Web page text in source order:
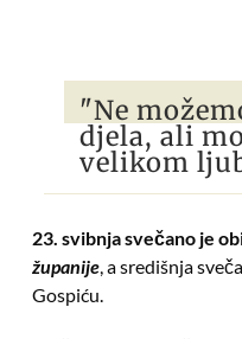
"Ne
djela, ali
velikom
23. svibnja svečano je
županije, a središnja
Gospiću.